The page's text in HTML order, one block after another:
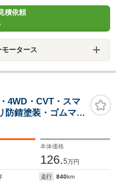
積依頼
ータース
4WD・CVT・スマ
錆塗装・ゴムマッ
本体価格
126.5万円
走行 840km